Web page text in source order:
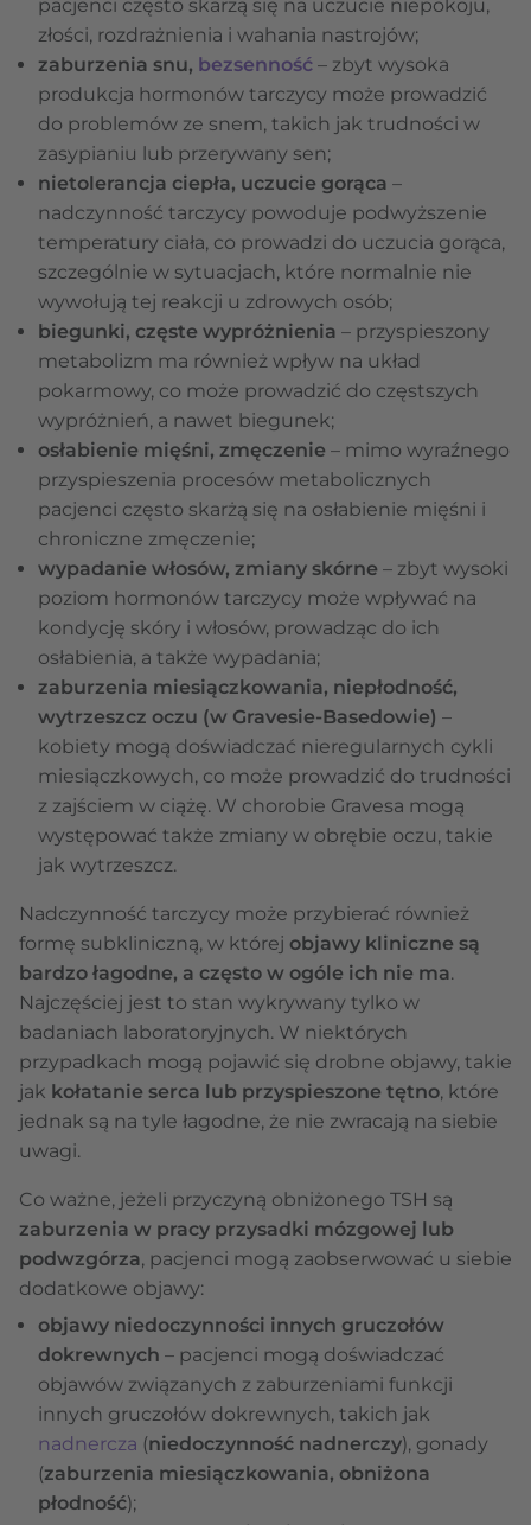
pacjenci często skarżą się na uczucie niepokoju,
złości, rozdrażnienia i wahania nastrojów;
zaburzenia snu, bezsenność – zbyt wysoka
produkcja hormonów tarczycy może prowadzić
do problemów ze snem, takich jak trudności w
zasypianiu lub przerywany sen;
nietolerancja ciepła, uczucie gorąca –
nadczynność tarczycy powoduje podwyższenie
temperatury ciała, co prowadzi do uczucia gorąca,
szczególnie w sytuacjach, które normalnie nie
wywołują tej reakcji u zdrowych osób;
biegunki, częste wypróżnienia – przyspieszony
metabolizm ma również wpływ na układ
pokarmowy, co może prowadzić do częstszych
wypróżnień, a nawet biegunek;
osłabienie mięśni, zmęczenie – mimo wyraźnego
przyspieszenia procesów metabolicznych
pacjenci często skarżą się na osłabienie mięśni i
chroniczne zmęczenie;
wypadanie włosów, zmiany skórne – zbyt wysoki
poziom hormonów tarczycy może wpływać na
kondycję skóry i włosów, prowadząc do ich
osłabienia, a także wypadania;
zaburzenia miesiączkowania, niepłodność,
wytrzeszcz oczu (w Gravesie-Basedowie) –
kobiety mogą doświadczać nieregularnych cykli
miesiączkowych, co może prowadzić do trudności
z zajściem w ciążę. W chorobie Gravesa mogą
występować także zmiany w obrębie oczu, takie
jak wytrzeszcz.
Nadczynność tarczycy może przybierać również
formę subkliniczną, w której objawy kliniczne są
bardzo łagodne, a często w ogóle ich nie ma.
Najczęściej jest to stan wykrywany tylko w
badaniach laboratoryjnych. W niektórych
przypadkach mogą pojawić się drobne objawy, takie
jak kołatanie serca lub przyspieszone tętno, które
jednak są na tyle łagodne, że nie zwracają na siebie
uwagi.
Co ważne, jeżeli przyczyną obniżonego TSH są
zaburzenia w pracy przysadki mózgowej lub
podwzgórza, pacjenci mogą zaobserwować u siebie
dodatkowe objawy:
objawy niedoczynności innych gruczołów
dokrewnych – pacjenci mogą doświadczać
objawów związanych z zaburzeniami funkcji
innych gruczołów dokrewnych, takich jak
nadnercza (niedoczynność nadnerczy), gonady
(zaburzenia miesiączkowania, obniżona
płodność);